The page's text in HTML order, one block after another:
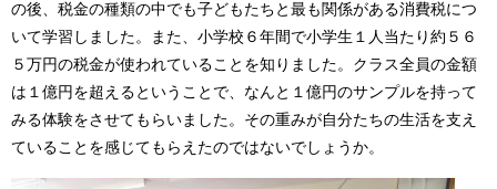
の後、税金の種類の中でも子どもたちと最も関係がある消費税につ
いて学習しました。また、小学校６年間で小学生１人当たり約５６
５万円の税金が使われていることを知りました。クラス全員の金額
は１億円を超えるということで、なんと１億円のサンプルを持って
みる体験をさせてもらいました。その重みが自分たちの生活を支え
ていることを感じてもらえたのではないでしょうか。